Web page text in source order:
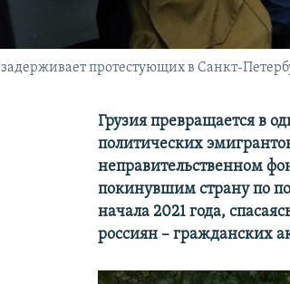
протестующих в Санкт-
Грузия превращается в
политических
неправительственном
покинувшим страну по
начала 2021 года,
россиян – гражданских